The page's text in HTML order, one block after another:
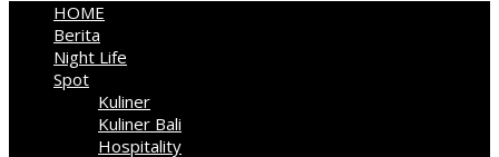
HOME
Berita
Night Life
Spot
Kuliner
Kuliner Bali
Hospitality